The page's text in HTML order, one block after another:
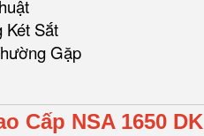
Két Sắt
Gặp
Cấp NSA 1650 DK